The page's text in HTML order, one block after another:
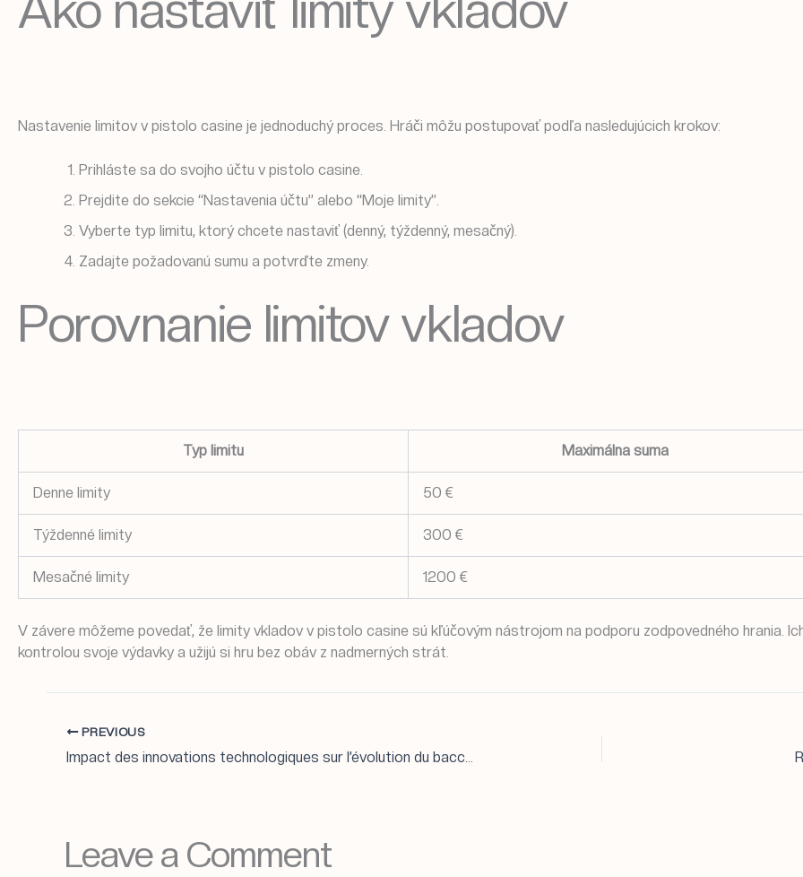
Nastavenie limitov v pistolo casine je jednoduchý proces. Hráči môžu postupovať podľa nasledujúcich krokov:
Prihláste sa do svojho účtu v pistolo casine.
Prejdite do sekcie “Nastavenia účtu” alebo “Moje limity”.
Vyberte typ limitu, ktorý chcete nastaviť (denný, týždenný, mesačný).
Zadajte požadovanú sumu a potvrďte zmeny.
Porovnanie limitov vkladov
Typ limitu Maximálna suma
Denne limity 50 €
Týždenné limity 300 €
Mesačné limity 1200 €
V závere môžeme povedať, že limity vkladov v pistolo casine sú kľúčovým nástrojom na podporu zodpovedného hrania.
kontrolou svoje výdavky a užijú si hru bez obáv z nadmerných strát.
PREVIOUS
Impact des innovations technologiques sur l’évolution du baccarat en ligne
Leave a Comment